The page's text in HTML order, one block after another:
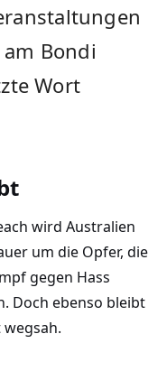
Bondi
Wort
wird Australien
um die Opfer, die
gegen Hass
Doch ebenso bleibt